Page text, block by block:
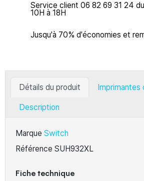
Service client 06 82 69 31 24
10H à 18H
Jusqu'à 70% d'économies et
Détails du produit Imprimantes
Description
Marque Switch
Référence SUH932XL
Fiche technique